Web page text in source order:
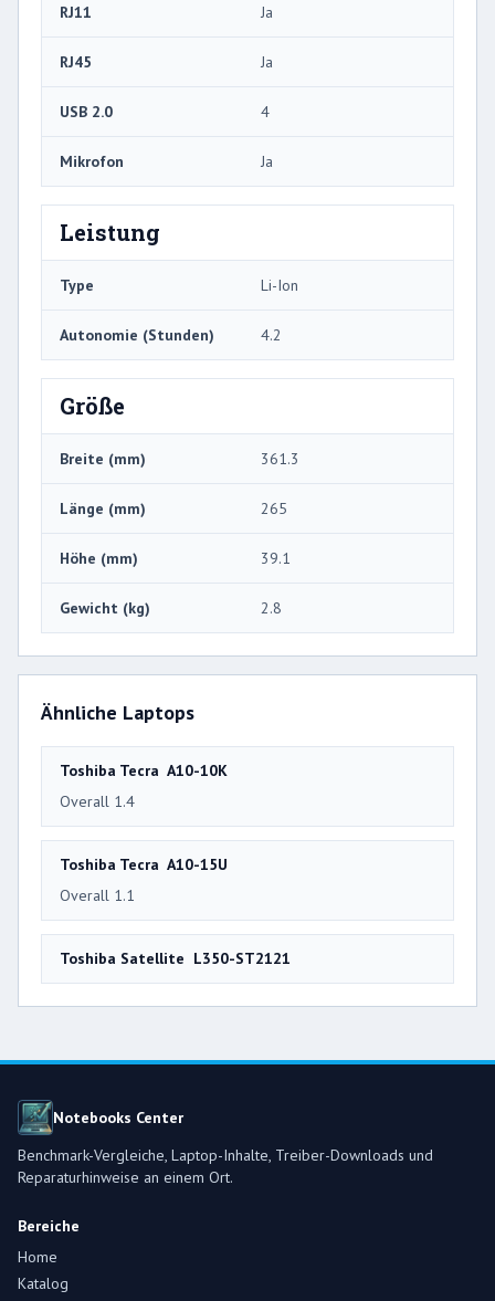
RJ11 Ja
RJ45 Ja
USB 2.0 4
Mikrofon Ja
Leistung
Type Li-Ion
Autonomie (Stunden) 4.2
Größe
Breite (mm) 361.3
Länge (mm) 265
Höhe (mm) 39.1
Gewicht (kg) 2.8
Ähnliche Laptops
Toshiba Tecra A10-10K
Overall 1.4
Toshiba Tecra A10-15U
Overall 1.1
Toshiba Satellite L350-ST2121
Notebooks Center
Benchmark-Vergleiche, Laptop-Inhalte, Treiber-Downloads und
Reparaturhinweise an einem Ort.
Bereiche
Home
Katalog